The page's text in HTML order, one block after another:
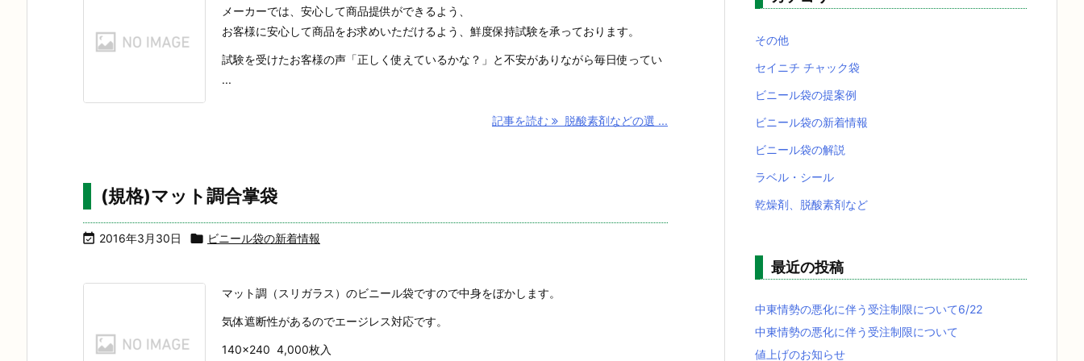
メーカーでは、安心して商品提供ができるよう、
お客様に安心して商品をお求めいただけるよう、鮮度保持試験を承っております。
試験を受けたお客様の声「正しく使えているかな？」と不安がありながら毎日使ってい
...
記事を読む 脱酸素剤などの選 ...
(規格)マット調合掌袋
 2016年3月30日  ビニール袋の新着情報
マット調（スリガラス）のビニール袋ですので中身をぼかします。
気体遮断性があるのでエージレス対応です。
140×240 4,000枚入
その他
セイニチ チャック袋
ビニール袋の提案例
ビニール袋の新着情報
ビニール袋の解説
ラベル・シール
乾燥剤、脱酸素剤など
最近の投稿
中東情勢の悪化に伴う受注制限について6/22
中東情勢の悪化に伴う受注制限について
値上げのお知らせ